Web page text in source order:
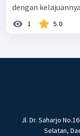
dengan
1 5.0
Jl. Dr. Saharjo
Selatan,